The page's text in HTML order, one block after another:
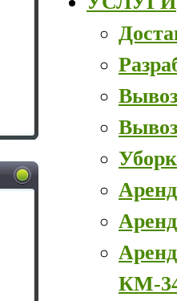
КМ-